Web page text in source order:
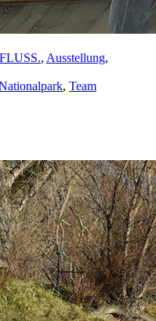
, Ausstellung,
, Team